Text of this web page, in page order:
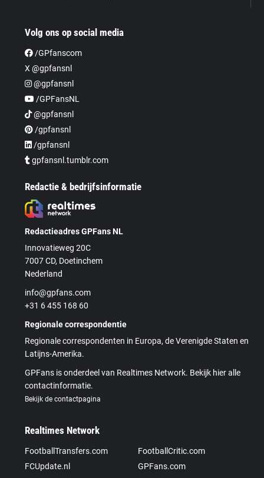
Volg ons op social media
/GPfanscom
X @gpfansnl
@gpfansnl
/GPFansNL
@gpfansnl
/gpfansnl
/gpfansnl
gpfansnl.tumblr.com
Redactie & bedrijfsinformatie
Redactieadres GPFans NL
Innovatieweg 20C
7007 CD, Doetinchem
Nederland
info@gpfans.com
+31 6 455 168 60
Regionale correspondentie
Regionale correspondenten in Europa, de Verenigde Staten en
Latijns-Amerika.
GPFans is onderdeel van Realtimes Network. Bekijk hier alle
contactinformatie.
Bekijk de contactpagina
Realtimes Network
FootballTransfers.com
FootballCritic.com
FCUpdate.nl
GPFans.com